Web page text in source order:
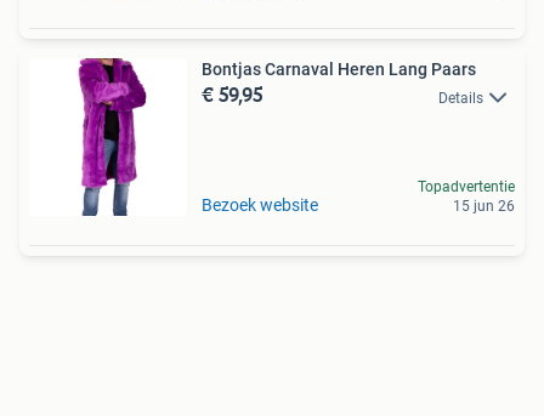
Bontjas Carnaval Heren Lang Paars
€ 59,95 Details
Bezoek website
Topadvertentie
15 jun 26